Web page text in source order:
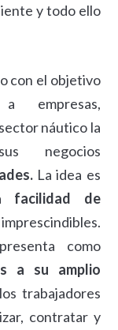
y todo ello
con el objetivo
empresas,
náutico la
negocios
La idea es
facilidad de
como
a su amplio
trabajadores
contratar y